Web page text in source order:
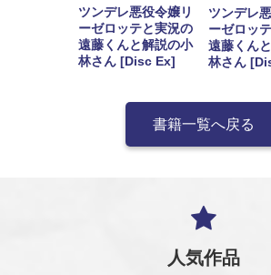
ツンデレ悪役令嬢リ
ーゼロッテと実況の
遠藤くんと解説の小
林さん [Disc Ex]
ツンデレ
ーゼロッ
遠藤くん
林さん
書籍一覧へ戻る
人気作品